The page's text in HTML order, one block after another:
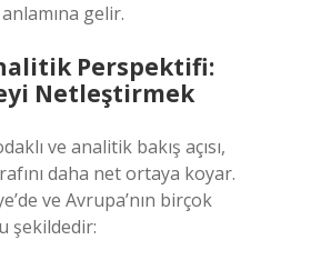
gelir.
Perspektifi:
Netleştirmek
ve analitik bakış açısı,
daha net ortaya koyar.
ve Avrupa’nın birçok
şekildedir: